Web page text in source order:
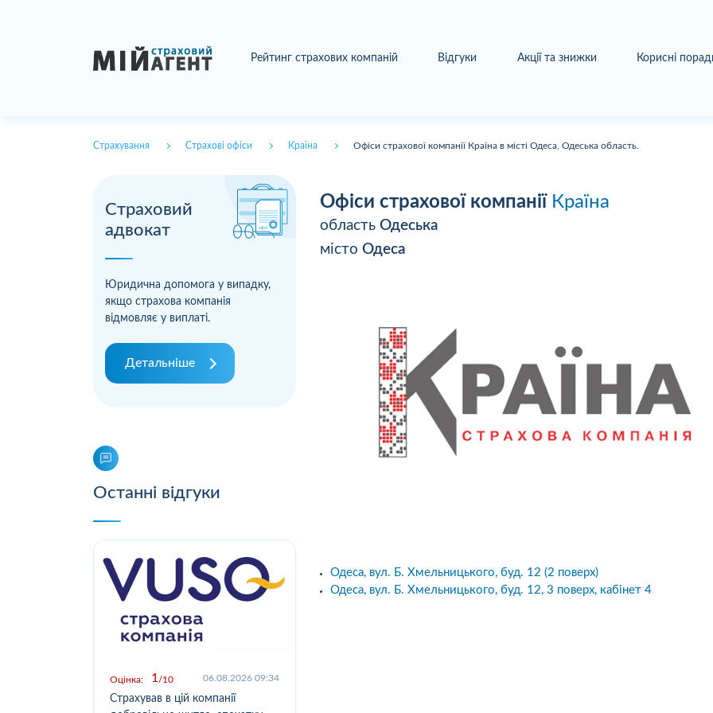
Рейтинг страхових компаній Відгуки Акції та знижки Корисні
Страхування Страхові офіси Країна Офіси страхової компанії Країна в місті Одеса, Одеська область.
Страховий
адвокат
Юридична допомога у випадку,
якщо страхова компанія
відмовляє у виплаті.
Детальніше
Останні відгуки
Оцінка: 1 10 06.08.2026 09:34
Страхував в цій компанії
Офіси страхової компанії Країна
область Одеська
місто Одеса
Одеса, вул. Б. Хмельницького, буд. 12 (2 поверх)
Одеса, вул. Б. Хмельницького, буд. 12, 3 поверх, кабінет 4